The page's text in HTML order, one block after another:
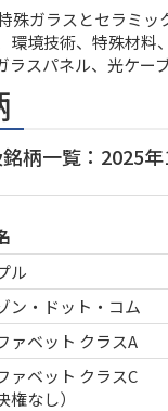
殊ガラスとセラミ
環境技術、特殊材料
ラスパネル、光ケー
柄一覧：2025
ル
ン・ドット・コム
ァベット クラスA
ァベット クラスC
権なし）